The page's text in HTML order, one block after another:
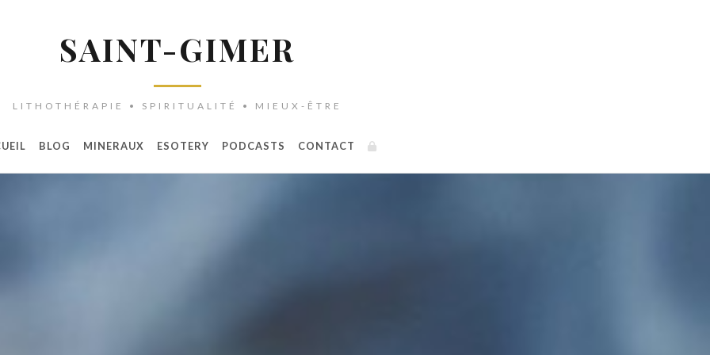
SAINT-GIMER
LITHOTHÉRAPIE • SPIRITUALITÉ • MIEUX-ÊTRE
BLOG MINERAUX ESOTERY PODCASTS CONTACT